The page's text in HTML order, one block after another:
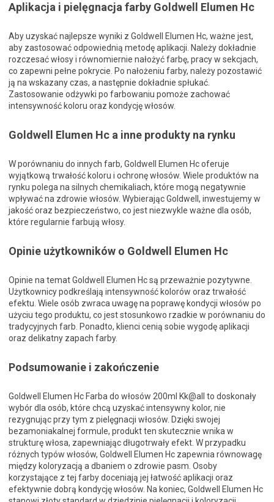
Aplikacja i pielęgnacja farby Goldwell Elumen Hc
Aby uzyskać najlepsze wyniki z Goldwell Elumen Hc, ważne jest,
aby zastosować odpowiednią metodę aplikacji. Należy dokładnie
rozczesać włosy i równomiernie nałożyć farbę, pracy w sekcjach,
co zapewni pełne pokrycie. Po nałożeniu farby, należy pozostawić
ją na wskazany czas, a następnie dokładnie spłukać.
Zastosowanie odżywki po farbowaniu pomoże zachować
intensywność koloru oraz kondycję włosów.
Goldwell Elumen Hc a inne produkty na rynku
W porównaniu do innych farb, Goldwell Elumen Hc oferuje
wyjątkową trwałość koloru i ochronę włosów. Wiele produktów na
rynku polega na silnych chemikaliach, które mogą negatywnie
wpływać na zdrowie włosów. Wybierając Goldwell, inwestujemy w
jakość oraz bezpieczeństwo, co jest niezwykle ważne dla osób,
które regularnie farbują włosy.
Opinie użytkowników o Goldwell Elumen Hc
Opinie na temat Goldwell Elumen Hc są przeważnie pozytywne.
Użytkownicy podkreślają intensywność kolorów oraz trwałość
efektu. Wiele osób zwraca uwagę na poprawę kondycji włosów po
użyciu tego produktu, co jest stosunkowo rzadkie w porównaniu do
tradycyjnych farb. Ponadto, klienci cenią sobie wygodę aplikacji
oraz delikatny zapach farby.
Podsumowanie i zakończenie
Goldwell Elumen Hc Farba do włosów 200ml Kk@all to doskonały
wybór dla osób, które chcą uzyskać intensywny kolor, nie
rezygnując przy tym z pielęgnacji włosów. Dzięki swojej
bezamoniakalnej formule, produkt ten skutecznie wnika w
strukturę włosa, zapewniając długotrwały efekt. W przypadku
różnych typów włosów, Goldwell Elumen Hc zapewnia równowagę
między koloryzacją a dbaniem o zdrowie pasm. Osoby
korzystające z tej farby doceniają jej łatwość aplikacji oraz
efektywnie dobrą kondycję włosów. Na koniec, Goldwell Elumen Hc